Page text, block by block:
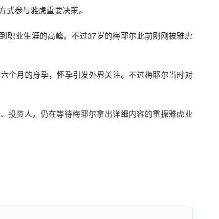
参与雅虎重要决策。
职业生涯的高峰。不过37岁的梅耶尔此前刚刚被雅虎
个月的身孕，怀孕引发外界关注。不过梅耶尔当时对
投资人，仍在等待梅耶尔拿出详细内容的重振雅虎业